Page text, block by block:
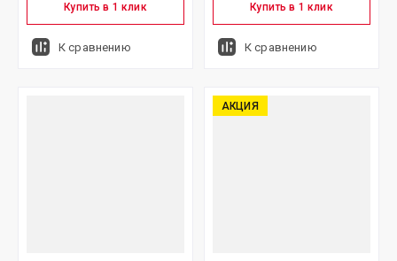
Купить в 1 клик
К сравнению
Купить в 1 клик
К сравнению
АКЦИЯ